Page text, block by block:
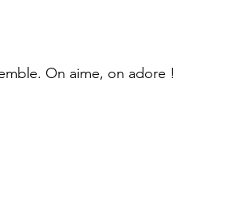
On aime, on adore !